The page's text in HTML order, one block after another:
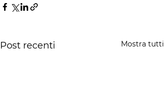
Post recenti Mostra tutti